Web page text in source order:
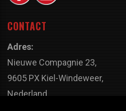
CONTACT
Adres:
Nieuwe Compagnie 23,
9605 PX Kiel-Windeweer,
Nederland